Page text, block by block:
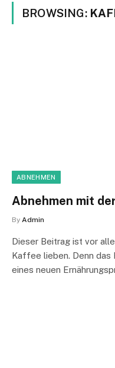
BROWSING:
ABNEHMEN
Abnehmen mit
By Admin
Dieser Beitrag ist vor
Kaffee lieben. Denn
eines neuen